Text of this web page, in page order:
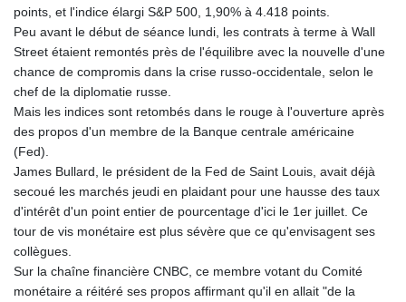
points, et l'indice élargi S&P 500, 1,90% à 4.418 points.
Peu avant le début de séance lundi, les contrats à terme à Wall
Street étaient remontés près de l'équilibre avec la nouvelle d'une
chance de compromis dans la crise russo-occidentale, selon le
chef de la diplomatie russe.
Mais les indices sont retombés dans le rouge à l'ouverture après
des propos d'un membre de la Banque centrale américaine
(Fed).
James Bullard, le président de la Fed de Saint Louis, avait déjà
secoué les marchés jeudi en plaidant pour une hausse des taux
d'intérêt d'un point entier de pourcentage d'ici le 1er juillet. Ce
tour de vis monétaire est plus sévère que ce qu'envisagent ses
collègues.
Sur la chaîne financière CNBC, ce membre votant du Comité
monétaire a réitéré ses propos affirmant qu'il en allait "de la